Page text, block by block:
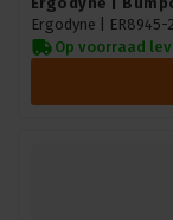
Ergodyne |
ER8945-
Op voorraad